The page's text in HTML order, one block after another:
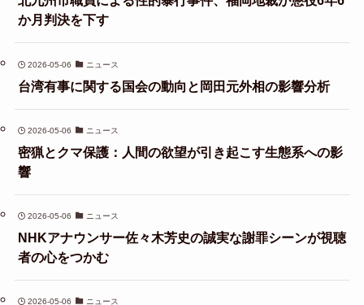
か月判決を下す
2026-05-06 ニュース
台湾有事に関する国会の動向と岡田元外相の影響分析
2026-05-06 ニュース
密猟とクマ保護：人間の欲望が引き起こす生態系への影
響
2026-05-06 ニュース
NHKアナウンサー佐々木芳史の誠実な謝罪シーンが視聴
者の心をつかむ
2026-05-06 ニュース